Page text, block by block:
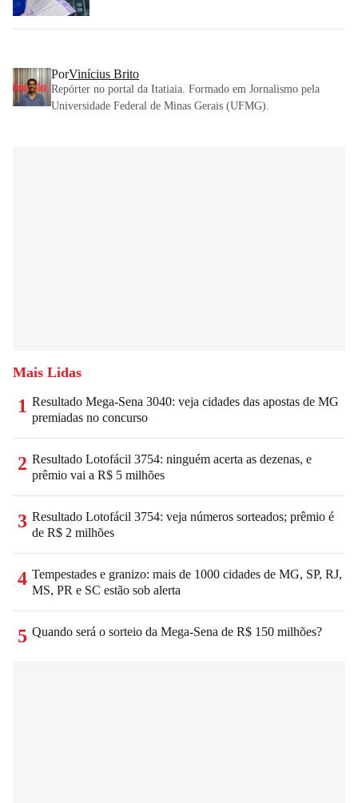
PorVinícius Brito
Repórter no portal da Itatiaia. Formado em Jornalismo pela
Universidade Federal de Minas Gerais (UFMG).
Mais Lidas
1 Resultado Mega-Sena 3040: veja cidades das apostas de MG
premiadas no concurso
2 Resultado Lotofácil 3754: ninguém acerta as dezenas, e
prêmio vai a R$ 5 milhões
3 Resultado Lotofácil 3754: veja números sorteados; prêmio é
de R$ 2 milhões
4 Tempestades e granizo: mais de 1000 cidades de MG, SP, RJ,
MS, PR e SC estão sob alerta
5 Quando será o sorteio da Mega-Sena de R$ 150 milhões?